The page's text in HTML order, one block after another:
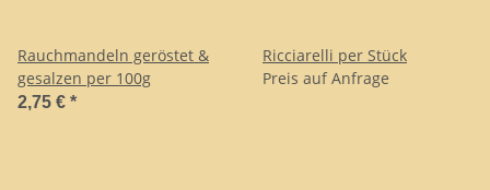
Rauchmandeln geröstet &
gesalzen per 100g
2,75 € *
Ricciarelli per Stück
Preis auf Anfrage